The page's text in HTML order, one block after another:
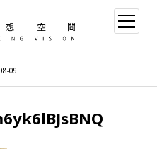
09
open
menu